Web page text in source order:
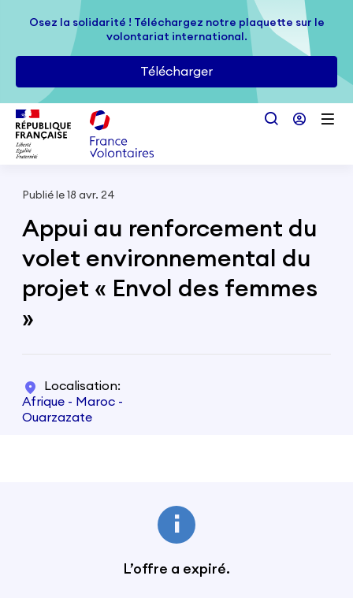
Passer au contenu principal
Osez la solidarité ! Téléchargez notre plaquette sur le
volontariat international.
Télécharger
Osez la solidarité ! Téléchargez notre plaquette sur le
volontariat international.
Télécharger
Publié le 18 avr. 24
Appui au renforcement du
volet environnemental du
projet « Envol des femmes
»
Localisation
Afrique - Maroc -
Ouarzazate
L’offre a expiré.